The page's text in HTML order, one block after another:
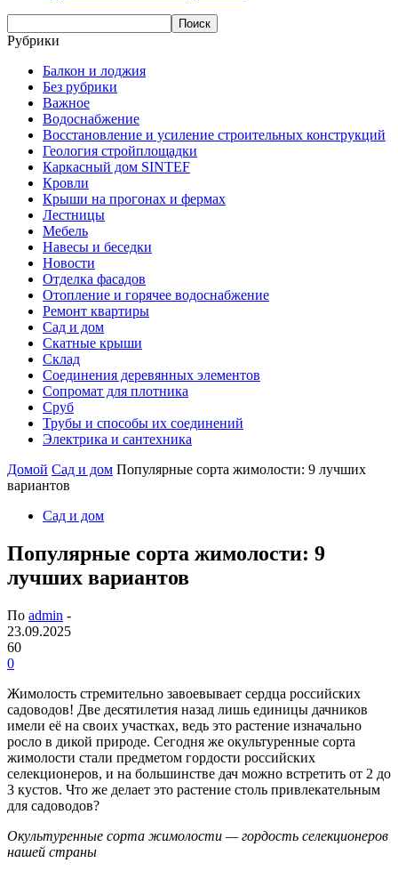
Рубрики
Балкон и лоджия
Без рубрики
Важное
Водоснабжение
Восстановление и усиление строительных конструкций
Геология стройплощадки
Каркасный дом SINTEF
Кровли
Крыши на прогонах и фермах
Лестницы
Мебель
Навесы и беседки
Новости
Отделка фасадов
Отопление и горячее водоснабжение
Ремонт квартиры
Сад и дом
Скатные крыши
Склад
Соединения деревянных элементов
Сопромат для плотника
Сруб
Трубы и способы их соединений
Электрика и сантехника
Домой Сад и дом Популярные сорта жимолости: 9 лучших
вариантов
Сад и дом
Популярные сорта жимолости: 9
лучших вариантов
По admin -
23.09.2025
60
0
Жимолость стремительно завоевывает сердца российских
садоводов! Две десятилетия назад лишь единицы дачников
имели её на своих участках, ведь это растение изначально
росло в дикой природе. Сегодня же окультуренные сорта
жимолости стали предметом гордости российских
селекционеров, и на большинстве дач можно встретить от 2 до
3 кустов. Что же делает это растение столь привлекательным
для садоводов?
Окультуренные сорта жимолости — гордость селекционеров
нашей страны